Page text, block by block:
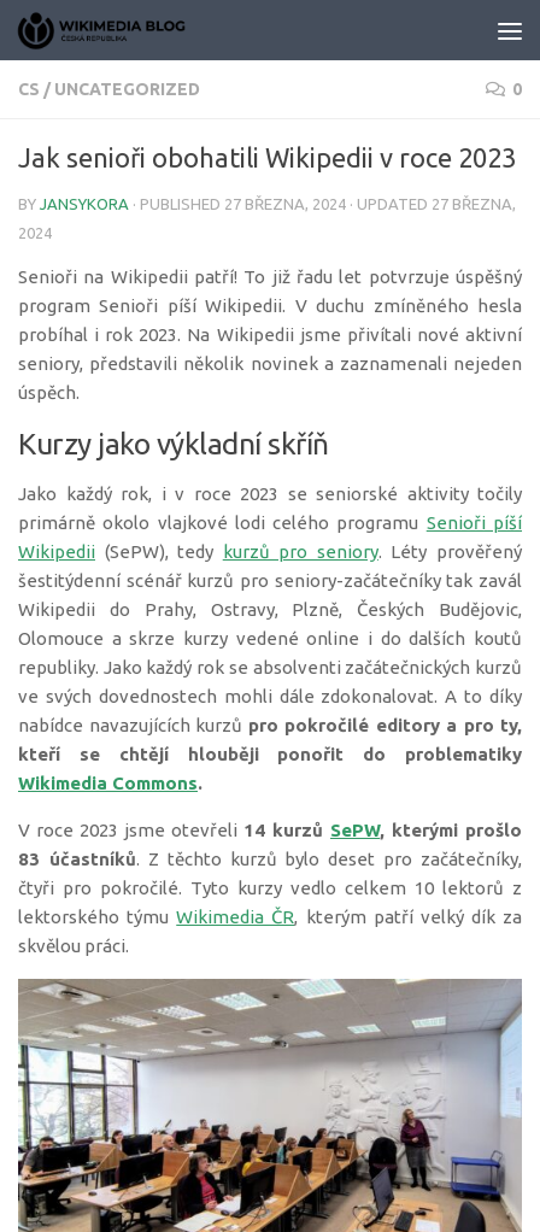
Skip to content
CS / UNCATEGORIZED 0
Jak senioři obohatili Wikipedii v roce 2023
BY JANSYKORA · PUBLISHED 27 BŘEZNA, 2024 · UPDATED 27 BŘEZNA,
2024
Senioři na Wikipedii patří! To již řadu let potvrzuje úspěšný
program Senioři píší Wikipedii. V duchu zmíněného hesla
probíhal i rok 2023. Na Wikipedii jsme přivítali nové aktivní
seniory, představili několik novinek a zaznamenali nejeden
úspěch.
Kurzy jako výkladní skříň
Jako každý rok, i v roce 2023 se seniorské aktivity točily
primárně okolo vlajkové lodi celého programu Senioři píší
Wikipedii (SePW), tedy kurzů pro seniory. Léty prověřený
šestitýdenní scénář kurzů pro seniory-začátečníky tak zavál
Wikipedii do Prahy, Ostravy, Plzně, Českých Budějovic,
Olomouce a skrze kurzy vedené online i do dalších koutů
republiky. Jako každý rok se absolventi začátečnických kurzů
ve svých dovednostech mohli dále zdokonalovat. A to díky
nabídce navazujících kurzů pro pokročilé editory a pro ty,
kteří se chtějí hlouběji ponořit do problematiky
Wikimedia Commons.
V roce 2023 jsme otevřeli 14 kurzů SePW, kterými prošlo
83 účastníků. Z těchto kurzů bylo deset pro začátečníky,
čtyři pro pokročilé. Tyto kurzy vedlo celkem 10 lektorů z
lektorského týmuWikimedia ČR, kterým patří velký dík za
skvělou práci.